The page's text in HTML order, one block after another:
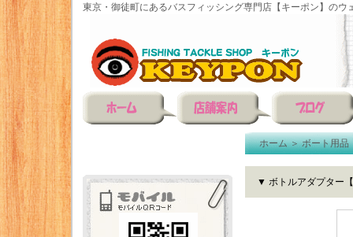
東京・御徒町にあるバスフィッシング専門店【キーポン】のウ
ホーム＞ボート用品
▼ ボトルアダプター